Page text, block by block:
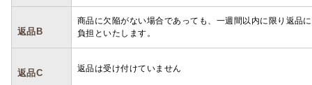
返品B
商品に欠陥がない場合であっても、一週間以内に限り返品
負担といたします。
返品C 返品は受け付けていません